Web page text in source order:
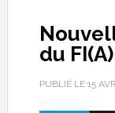
du FI(A)
PUBLIÉ LE 15